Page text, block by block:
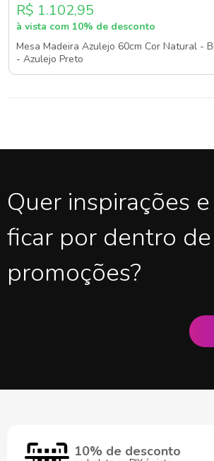
R$ 1.102,95
à vista com 10% de desconto
Mesa Madeira Azulejo 60cm Cor Natural -
- Azulejo Preto
Quer inspirações e
ficar por dentro de
promoções?
10% de desconto